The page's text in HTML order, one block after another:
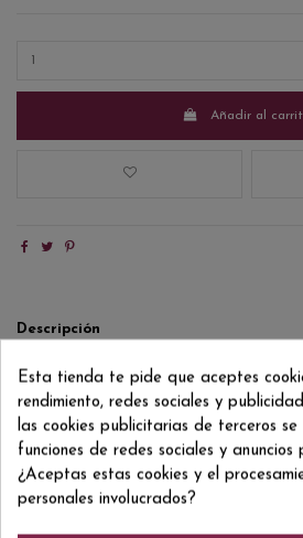
Añadir al
Descripción
Detalles del producto
Reviews(0)
Este exclusivo Champagne sólo sale a la
añadas excepcionales. La crianza y la toma
champagne francés es lenta y tranquila, se
durante 96 meses.
Esta tienda te pide que aceptes
rendimiento, redes sociales y
las cookies publicitarias de terceros
funciones de redes sociales y anuncios
¿Aceptas estas cookies y el
personales involucrados?